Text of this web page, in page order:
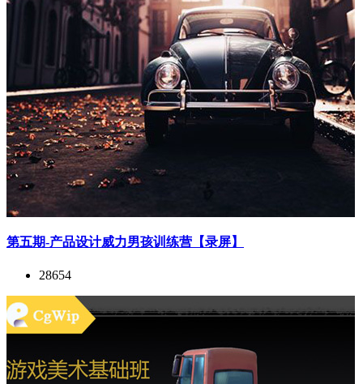
第五期-产品设计威力男孩训练营【录屏】
28654